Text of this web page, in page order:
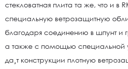
стекловатная плита та же, что и в
специальную ветрозащитную
благодаря соединению в шпунт и
а также с помощью специальной
да¸т конструкции плотную